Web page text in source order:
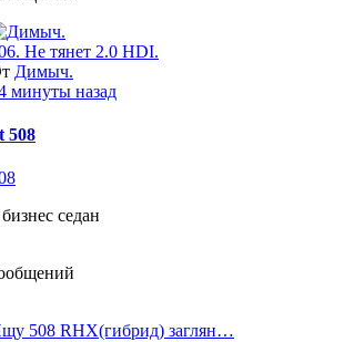
Не тянет 2.0 HDI.
Димыч.
минуты назад
508
седан
508 RHX(гибрид) заглян…